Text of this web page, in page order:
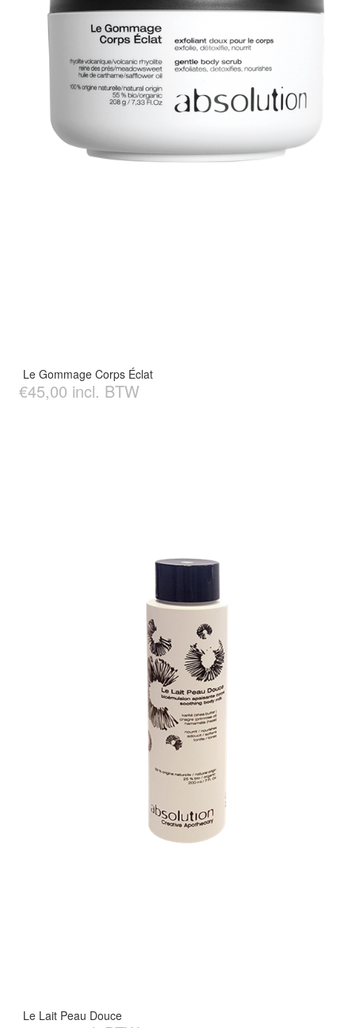
Le Gommage Corps Éclat
€45,00 incl. BTW
Le Lait Peau Douce